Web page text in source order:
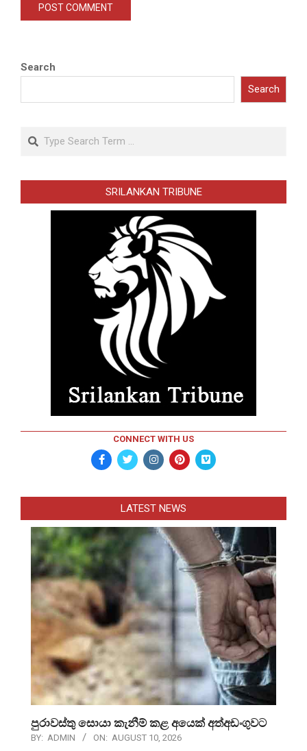
Search
Search
Search
SRILANKAN TRIBUNE
CONNECT WITH US
LATEST NEWS
පුරාවස්තු සොයා කැනීම් කළ අයෙක් අත්අඩංගුවට
BY: ADMIN ON: AUGUST 10, 2026